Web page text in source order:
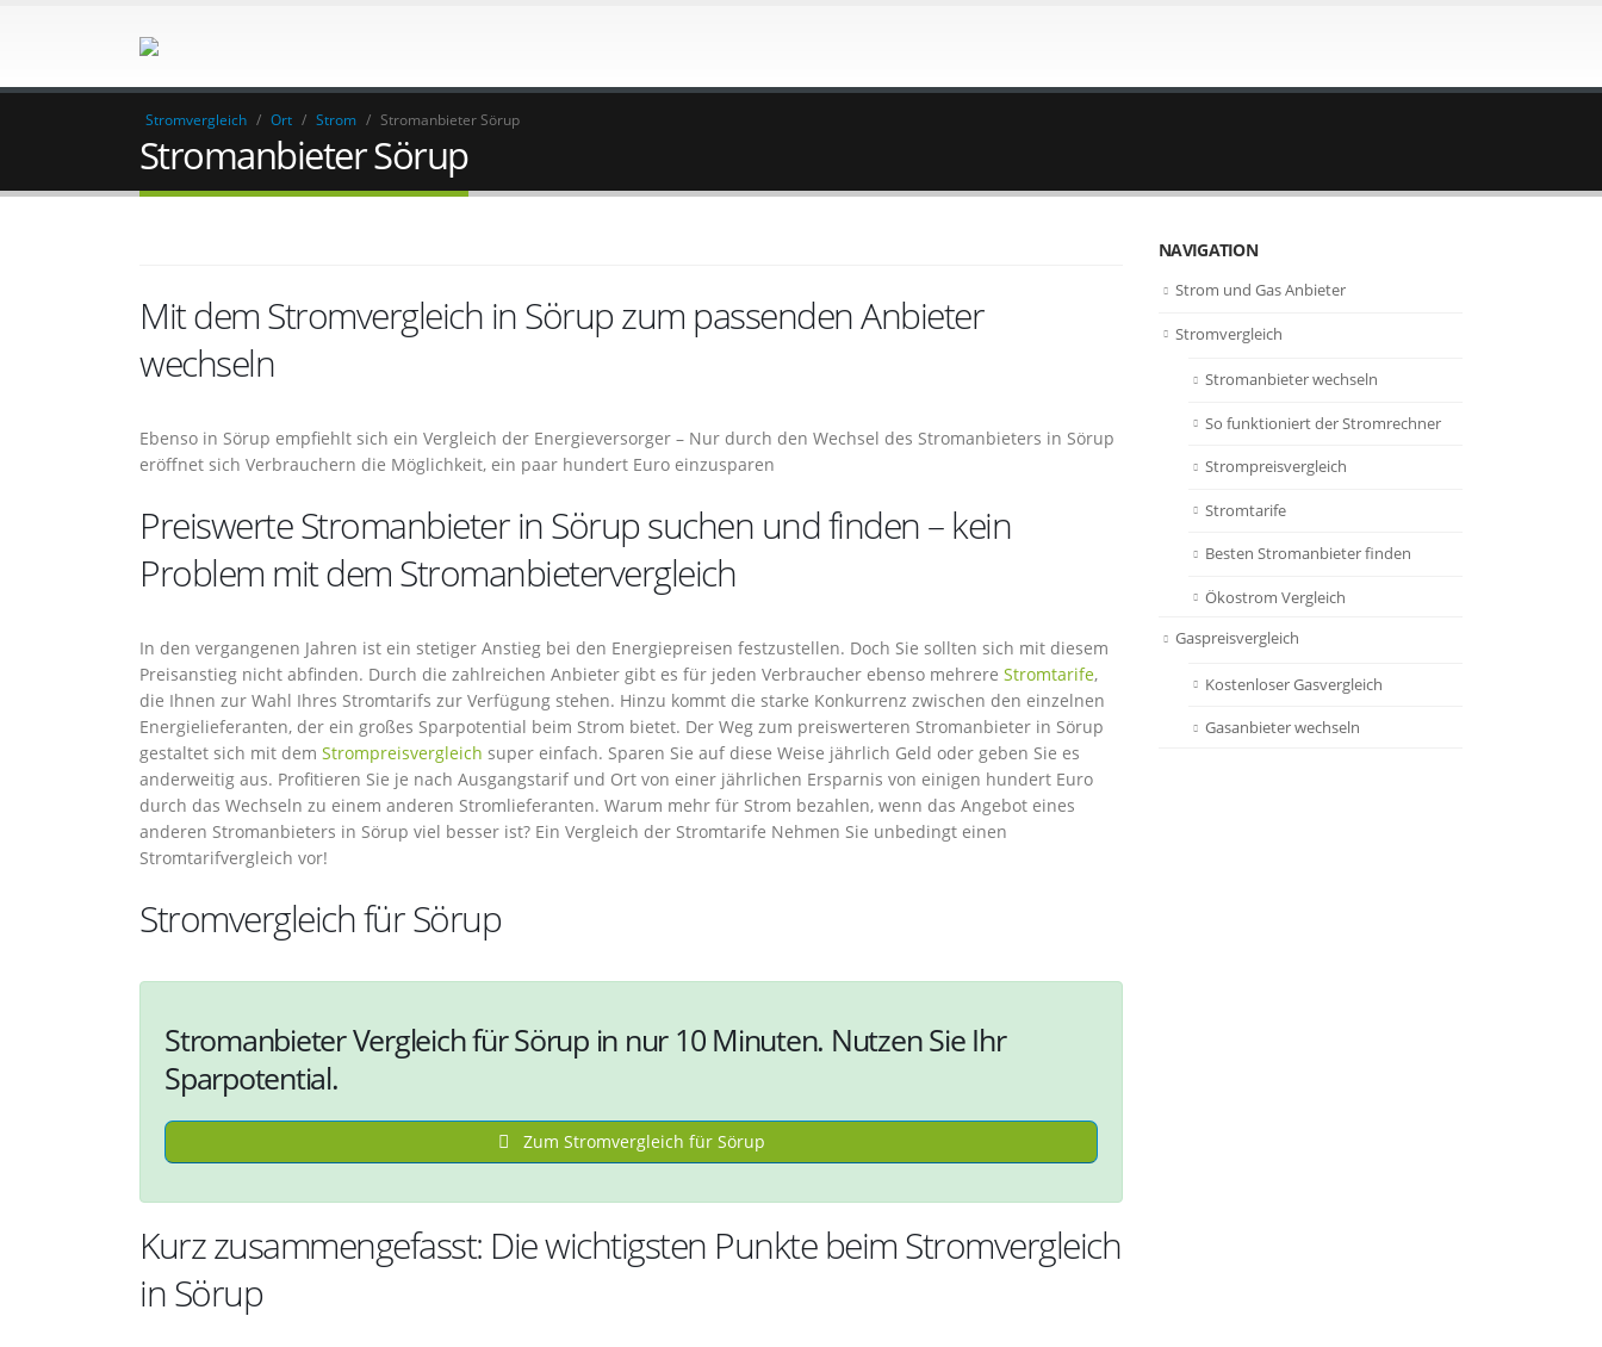
Stromvergleich / Ort / Strom / Stromanbieter Sörup
Stromanbieter Sörup
Mit dem Stromvergleich in Sörup zum passenden Anbieter
wechseln
Ebenso in Sörup empfiehlt sich ein Vergleich der Energieversorger – Nur durch den Wechsel des Stromanbieters in Sörup
eröffnet sich Verbrauchern die Möglichkeit, ein paar hundert Euro einzusparen
Preiswerte Stromanbieter in Sörup suchen und finden – kein
Problem mit dem Stromanbietervergleich
In den vergangenen Jahren ist ein stetiger Anstieg bei den Energiepreisen festzustellen. Doch Sie sollten sich mit diesem
Preisanstieg nicht abfinden. Durch die zahlreichen Anbieter gibt es für jeden Verbraucher ebenso mehrere Stromtarife,
die Ihnen zur Wahl Ihres Stromtarifs zur Verfügung stehen. Hinzu kommt die starke Konkurrenz zwischen den einzelnen
Energielieferanten, der ein großes Sparpotential beim Strom bietet. Der Weg zum preiswerteren Stromanbieter in Sörup
gestaltet sich mit dem Strompreisvergleich super einfach. Sparen Sie auf diese Weise jährlich Geld oder geben Sie es
anderweitig aus. Profitieren Sie je nach Ausgangstarif und Ort von einer jährlichen Ersparnis von einigen hundert Euro
durch das Wechseln zu einem anderen Stromlieferanten. Warum mehr für Strom bezahlen, wenn das Angebot eines
anderen Stromanbieters in Sörup viel besser ist? Ein Vergleich der Stromtarife Nehmen Sie unbedingt einen
Stromtarifvergleich vor!
Stromvergleich für Sörup
Stromanbieter Vergleich für Sörup in nur 10 Minuten. Nutzen Sie Ihr
Sparpotential.
Zum Stromvergleich für Sörup
Kurz zusammengefasst: Die wichtigsten Punkte beim Stromvergleich
in Sörup
NAVIGATION
Strom und Gas Anbieter
Stromvergleich
Stromanbieter wechseln
So funktioniert der Stromrechner
Strompreisvergleich
Stromtarife
Besten Stromanbieter finden
Ökostrom Vergleich
Gaspreisvergleich
Kostenloser Gasvergleich
Gasanbieter wechseln